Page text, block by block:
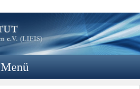
Leibniz
Institut
Website des Leibniz Instituts für
Interdisziplinäre Studien e.V.
Menü